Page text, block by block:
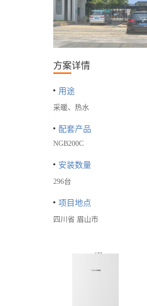
方案详情
用途
采暖、热水
配套产品
NGB200C
安装数量
296台
项目地点
四川省 眉山市